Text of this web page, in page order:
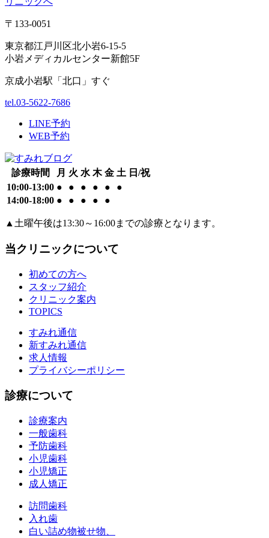
〒133-0051
東京都江戸川区北小岩6-15-5
小岩メディカルセンター新館5F
京成小岩駅「北口」すぐ
tel.03-5622-7686
LINE予約
WEB予約
診療時間 月 火 水 木 金 土 日/祝
10:00-13:00 ● ● ● ● ●
●
14:00-18:00 ● ● ● ● ●
▲ 土曜午後は13:30～16:00までの診療となります。
当クリニックについて
初めての方へ
スタッフ紹介
クリニック案内
TOPICS
すみれ通信
新すみれ通信
求人情報
プライバシーポリシー
診療について
診療案内
一般歯科
予防歯科
小児歯科
小児矯正
成人矯正
訪問歯科
入れ歯
白い詰め物被せ物、